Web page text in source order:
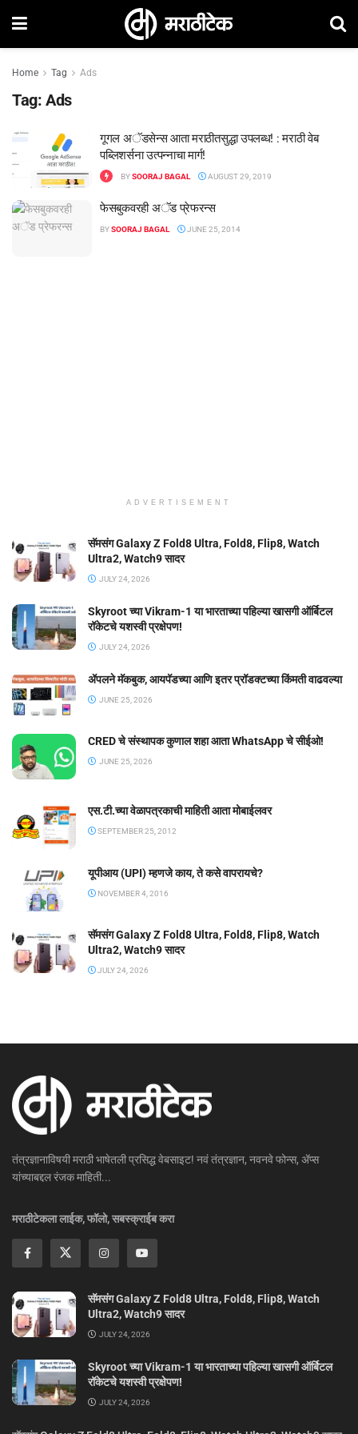
Home Tag Ads
Tag: Ads
गूगल अॅडसेन्स आता मराठीतसुद्धा उपलब्ध! : मराठी वेब
पब्लिशर्सना उत्पन्नाचा मार्ग!
BYSOORAJ BAGAL AUGUST 29, 2019
फेसबुकवरही अॅड प्रेफरन्स
BYSOORAJ BAGAL JUNE 25, 2014
ADVERTISEMENT
सॅमसंग Galaxy Z Fold8 Ultra, Fold8, Flip8, Watch
Ultra2, Watch9 सादर
JULY 24, 2026
Skyroot च्या Vikram-1 या भारताच्या पहिल्या खासगी ऑर्बिटल
रॉकेटचे यशस्वी प्रक्षेपण!
JULY 24, 2026
ॲपलने मॅकबुक, आयपॅडच्या आणि इतर प्रॉडक्टच्या किंमती वाढवल्या
JUNE 25, 2026
CRED चे संस्थापक कुणाल शहा आता WhatsApp चे सीईओ!
JUNE 25, 2026
एस.टी.च्या वेळापत्रकाची माहिती आता मोबाईलवर
SEPTEMBER 25, 2012
यूपीआय (UPI) म्हणजे काय, ते कसे वापरायचे?
NOVEMBER 4, 2016
सॅमसंग Galaxy Z Fold8 Ultra, Fold8, Flip8, Watch
Ultra2, Watch9 सादर
JULY 24, 2026
तंत्रज्ञानाविषयी मराठी भाषेतली प्रसिद्ध वेबसाइट! नवं तंत्रज्ञान, नवनवे फोन्स, ॲप्स
यांच्याबद्दल रंजक माहिती...
मराठीटेकला लाईक, फॉलो, सबस्क्राईब करा
सॅमसंग Galaxy Z Fold8 Ultra, Fold8, Flip8, Watch
Ultra2, Watch9 सादर
JULY 24, 2026
Skyroot च्या Vikram-1 या भारताच्या पहिल्या खासगी ऑर्बिटल
रॉकेटचे यशस्वी प्रक्षेपण!
JULY 24, 2026